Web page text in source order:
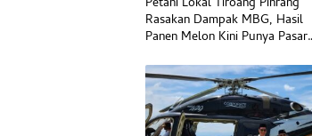
Petani Lokal Tiroang Pinrang
Rasakan Dampak MBG, Hasil
Panen Melon Kini Punya Pasar